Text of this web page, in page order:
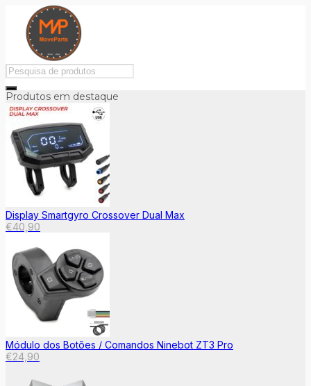
Produtos em destaque
Display Smartgyro Crossover Dual Max
€40,90
Módulo dos Botões / Comandos Ninebot ZT3 Pro
€24,90